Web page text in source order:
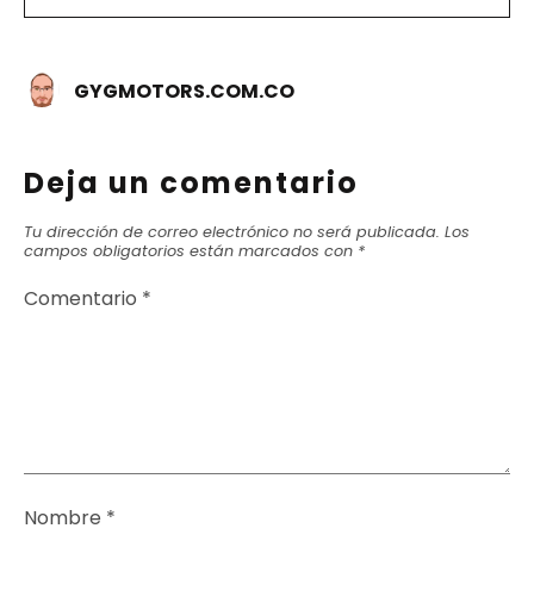
GYGMOTORS.COM.CO
Deja un comentario
Tu dirección de correo electrónico no será publicada. Los
campos obligatorios están marcados con *
Comentario *
Nombre *